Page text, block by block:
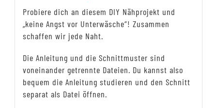
Probiere dich an diesem DIY Nähprojekt und
„keine Angst vor Unterwäsche“! Zusammen
schaffen wir jede Naht.
Die Anleitung und die Schnittmuster sind
voneinander getrennte Dateien. Du kannst also
bequem die Anleitung studieren und den Schnitt
separat als Datei öffnen.